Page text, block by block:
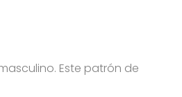
Este patrón de